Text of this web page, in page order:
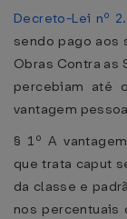
Decreto-Lei nº
sendo pago aos
Obras Contra as
percebiam até
vantagem
§ 1º A
que trata caput
da classe e
nos percentuais